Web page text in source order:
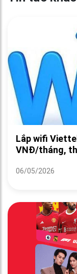
Lắp wifi
VNĐ/tháng,
06/05/2026